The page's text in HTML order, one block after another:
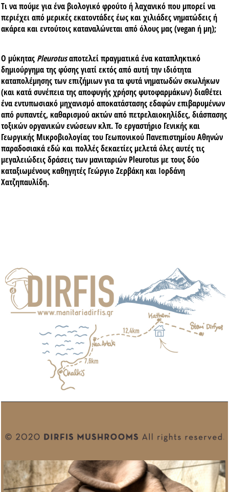
Τι να πούμε για ένα βιολογικό φρούτο ή λαχανικό που μπορεί να
περιέχει από μερικές εκατοντάδες έως και χιλιάδες νηματώδεις ή
ακάρεα και εντούτοις καταναλώνεται από όλους μας (vegan ή μη);
Ο μύκητας Pleurotusαποτελεί πραγματικά ένα καταπληκτικό
δημιούργημα της φύσης γιατί εκτός από αυτή την ιδιότητα
καταπολέμησης των επιζήμιων για τα φυτά νηματωδών σκωλήκων
(και κατά συνέπεια της αποφυγής χρήσης φυτοφαρμάκων) διαθέτει
ένα εντυπωσιακό μηχανισμό αποκατάστασης εδαφών επιβαρυμένων
από ρυπαντές, καθαρισμού ακτών από πετρελαιοκηλίδες, διάσπασης
τοξικών οργανικών ενώσεων κλπ. Το εργαστήριο Γενικής και
Γεωργικής Μικροβιολογίας του Γεωπονικού Πανεπιστημίου Αθηνών
παραδοσιακά εδώ και πολλές δεκαετίες μελετά όλες αυτές τις
μεγαλειώδεις δράσεις των μανιταριών Pleurotus με τους δύο
καταξιωμένους καθηγητές Γεώργιο Ζερβάκη και Ιορδάνη
Χατζηπαυλίδη.